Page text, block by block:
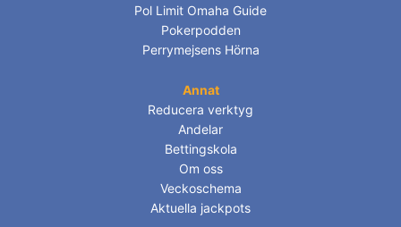
Pol Limit Omaha Guide
Pokerpodden
Perrymejsens Hörna
Annat
Reducera verktyg
Andelar
Bettingskola
Om oss
Veckoschema
Aktuella jackpots